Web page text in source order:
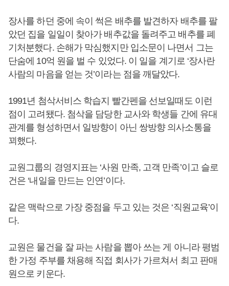
장사를 하던 중에 속이 썩은 배추를 발견하자 배추를 팔
았던 집을 일일이 찾아가 배추값을 돌려주고 배추를 폐
기처분했다. 손해가 막심했지만 입소문이 나면서 그는
단숨에 10억 원을 벌 수 있었다. 이 일을 계기로 ‘장사란
사람의 마음을 얻는 것’이라는 점을 깨달았다.
1991년 첨삭서비스 학습지 빨간펜을 선보일때도 이런
점이 고려됐다. 첨삭을 담당한 교사와 학생들 간에 유대
관계를 형성하면서 일방향이 아닌 쌍방향 의사소통을
꾀했다.
교원그룹의 경영지표는 ‘사원 만족, 고객 만족’이고 슬로
건은 ‘내일을 만드는 인연’이다.
같은 맥락으로 가장 중점을 두고 있는 것은 ‘직원교육’이
다.
교원은 물건을 잘 파는 사람을 뽑아 쓰는 게 아니라 평범
한 가정 주부를 채용해 직접 회사가 가르쳐서 최고 판매
원으로 키운다.